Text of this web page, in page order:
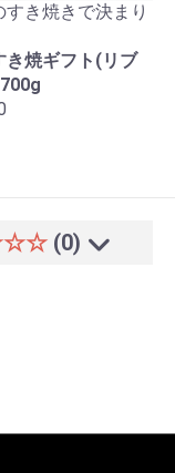
すき焼きで決まり
き焼ギフト(リブ
(0)